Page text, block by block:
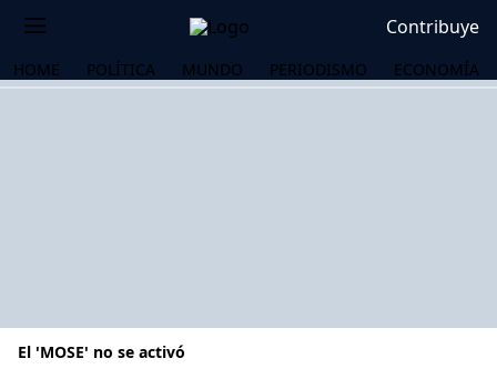
Contribuye
HOME POLÍTICA MUNDO PERIODISMO ECONOMÍA
El 'MOSE' no se activó